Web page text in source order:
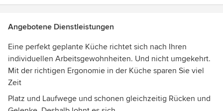
Angebotene Dienstleistungen
Eine perfekt geplante Küche richtet sich nach Ihren
individuellen Arbeitsgewohnheiten. Und nicht umgekehrt.
Mit der richtigen Ergonomie in der Küche sparen Sie viel
Zeit
Platz und Laufwege und schonen gleichzeitig Rücken und